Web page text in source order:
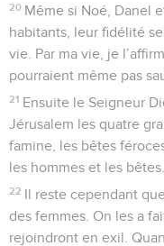
20 Même si Noé, Danel
habitants, leur fidélité
vie. Par ma vie, je
pourraient même pas
21 Ensuite le Seigneur
Jérusalem les quatre
famine, les bêtes
les hommes et les bêtes.
22 Il reste cependant
des femmes. On les a
rejoindront en exil.